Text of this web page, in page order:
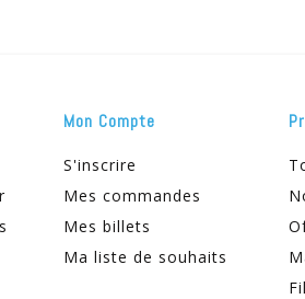
Mon Compte
S'inscrire
Mes commandes
Mes billets
Ma liste de souhaits